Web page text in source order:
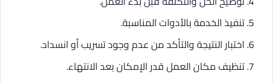
تنفيذ الخدمة بالأدوات المناسبة.
اختبار النتيجة والتأكد من عدم وجود تسريب أو انسداد.
تنظيف مكان العمل قدر الإمكان بعد الانتهاء.